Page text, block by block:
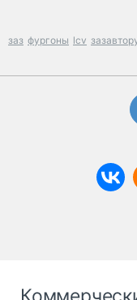
заз фургоны lcv